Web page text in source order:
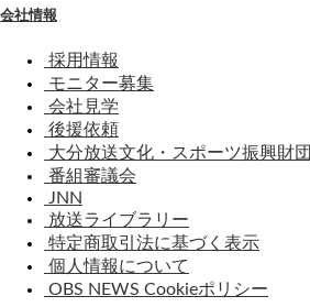
会社情報
採用情報
モニター募集
会社見学
後援依頼
大分放送文化・スポーツ振興財団
番組審議会
JNN
放送ライブラリー
特定商取引法に基づく表示
個人情報について
OBS NEWS Cookieポリシー